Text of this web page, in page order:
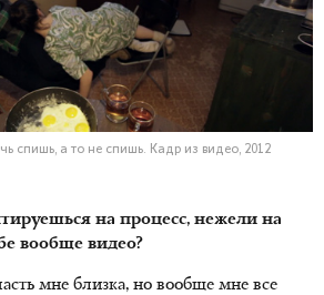
спишь, а то не спишь. Кадр из видео, 2012
на процесс, нежели на
вообще видео?
мне близка, но вообще мне все